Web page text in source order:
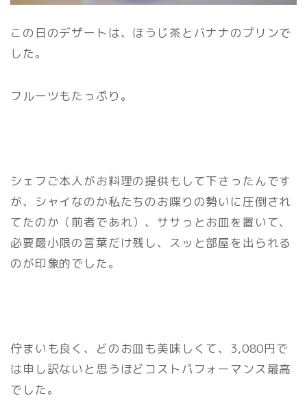
この日のデザートは、ほうじ茶とバナナのプリンで
した。
フルーツもたっぷり。
シェフご本人がお料理の提供もして下さったんです
が、シャイなのか私たちのお喋りの勢いに圧倒され
てたのか（前者であれ）、ササっとお皿を置いて、
必要最小限の言葉だけ残し、スッと部屋を出られる
のが印象的でした。
佇まいも良く、どのお皿も美味しくて、3,080円で
は申し訳ないと思うほどコストパフォーマンス最高
でした。